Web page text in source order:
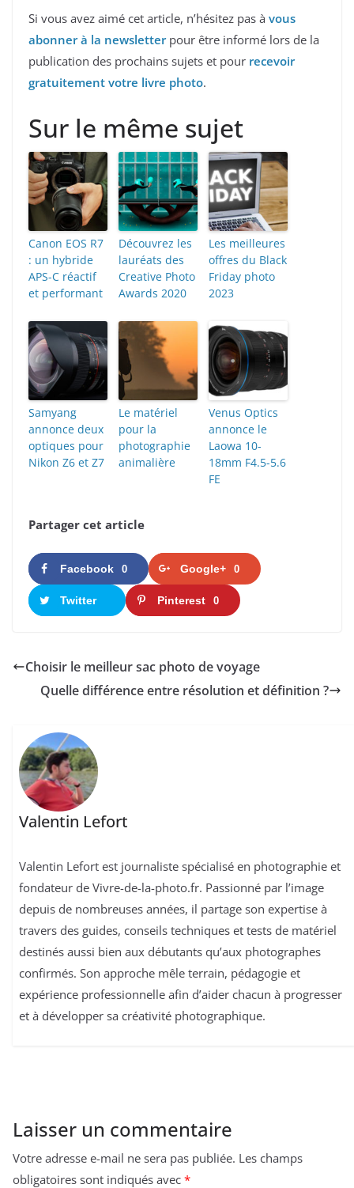
Si vous avez aimé cet article, n’hésitez pas à vous
abonner à la newsletterpour être informé lors de la
publication des prochains sujets et pour recevoir
gratuitement votre livre photo.
Sur le même sujet
Canon EOS R7
: un hybride
APS-C réactif
et performant
Découvrez les
lauréats des
Creative Photo
Awards 2020
Les meilleures
offres du Black
Friday photo
2023
Samyang
annonce deux
optiques pour
Nikon Z6 et Z7
Le matériel
pour la
photographie
animalière
Venus Optics
annonce le
Laowa 10-
18mm F4.5-5.6
FE
Partager cet article
Facebook 0 Google+ 0
Twitter Pinterest 0
Choisir le meilleur sac photo de voyage
Quelle différence entre résolution et définition ?
Valentin Lefort
Valentin Lefort est journaliste spécialisé en photographie et
fondateur de Vivre-de-la-photo.fr. Passionné par l’image
depuis de nombreuses années, il partage son expertise à
travers des guides, conseils techniques et tests de matériel
destinés aussi bien aux débutants qu’aux photographes
confirmés. Son approche mêle terrain, pédagogie et
expérience professionnelle afin d’aider chacun à progresser
et à développer sa créativité photographique.
Laisser un commentaire
Votre adresse e-mail ne sera pas publiée. Les champs
obligatoires sont indiqués avec *